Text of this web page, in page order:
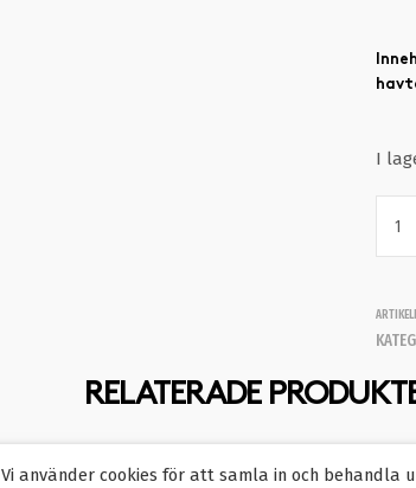
I
RELATERADE
Vi använder cookies för att samla in och behandla